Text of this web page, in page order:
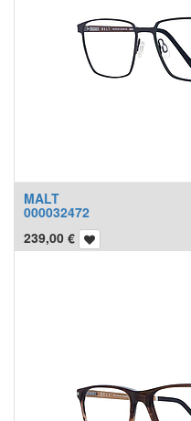
MALT
000032472
239,00 €